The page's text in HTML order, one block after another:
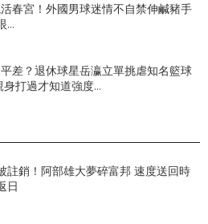
春宮！外國男球迷情不自禁伸鹹豬手
...
差？退休球星岳瀛立單挑虐知名籃球
打過才知道強度...
註銷！阿部雄大夢碎富邦 速度送回時
日